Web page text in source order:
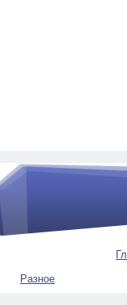
Разное